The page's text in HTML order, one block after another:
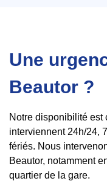
Une
Beautor ?
Notre disponibilité est
interviennent 24h/24,
fériés. Nous
Beautor, notamment
quartier de la gare.